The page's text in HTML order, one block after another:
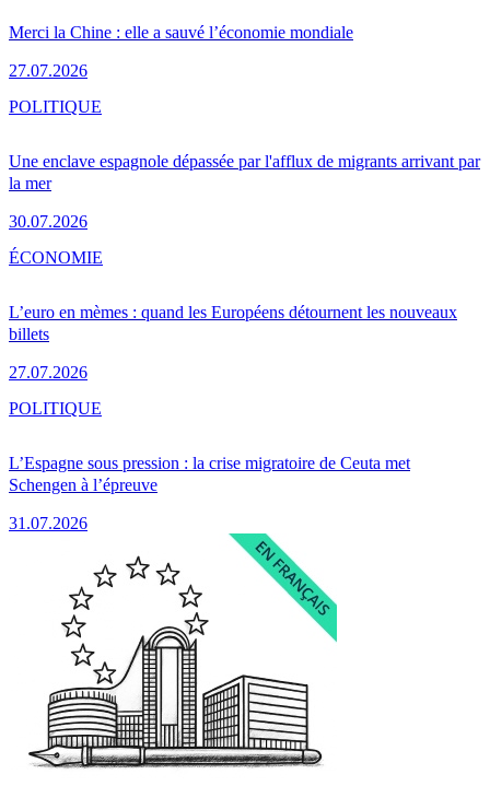
Merci la Chine : elle a sauvé l’économie mondiale
27.07.2026
Une enclave espagnole dépassée par l'afflux de migrants arrivant par
la mer
30.07.2026
POLITIQUE
L’euro en mèmes : quand les Européens détournent les nouveaux
billets
27.07.2026
ÉCONOMIE
L’Espagne sous pression : la crise migratoire de Ceuta met
Schengen à l’épreuve
31.07.2026
POLITIQUE